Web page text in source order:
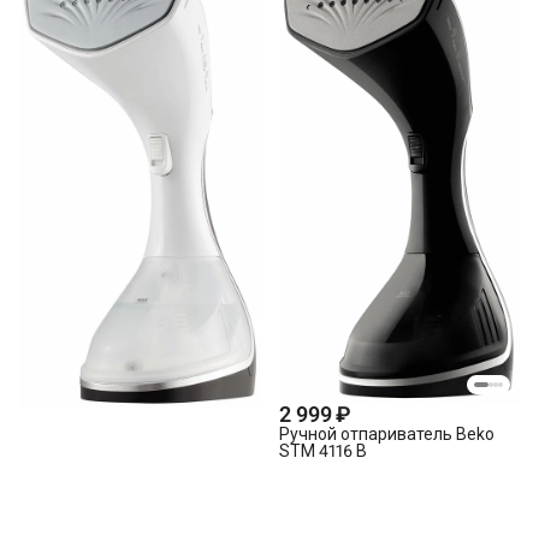
2 999 ₽
Ручной отпариватель Beko
STM 4116 B